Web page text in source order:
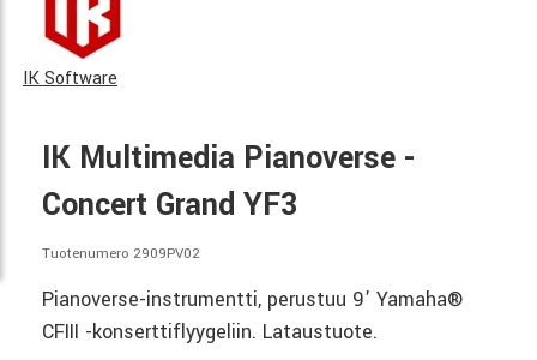
IK Software
IK Multimedia Pianoverse -
Concert Grand YF3
Tuotenumero 2909PV02
Pianoverse-instrumentti, perustuu 9’ Yamaha®
CFIII -konserttiflyygeliin. Lataustuote.